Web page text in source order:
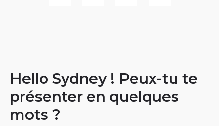
Hello Sydney ! Peux-tu te
présenter en quelques
mots ?